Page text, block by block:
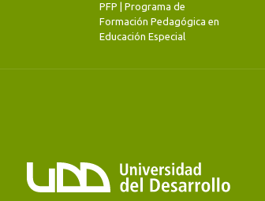
PFP | Programa de
Formación Pedagógica en
Educación Especial